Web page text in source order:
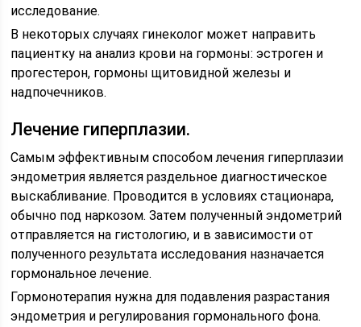
исследование.
В некоторых случаях гинеколог может направить
пациентку на анализ крови на гормоны: эстроген и
прогестерон, гормоны щитовидной железы и
надпочечников.
Лечение гиперплазии.
Самым эффективным способом лечения гиперплазии
эндометрия является раздельное диагностическое
выскабливание. Проводится в условиях стационара,
обычно под наркозом. Затем полученный эндометрий
отправляется на гистологию, и в зависимости от
полученного результата исследования назначается
гормональное лечение.
Гормонотерапия нужна для подавления разрастания
эндометрия и регулирования гормонального фона.